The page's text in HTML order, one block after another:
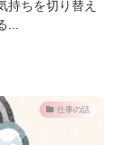
持ちを切り替え
...
仕事の話